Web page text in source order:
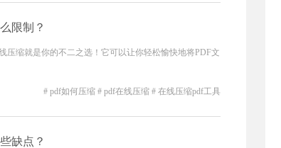
限制？
压缩就是你的不二之选！它可以让你轻松愉快地将PDF文
# pdf如何压缩 # pdf在线压缩 # 在线压缩pdf工具
缺点？